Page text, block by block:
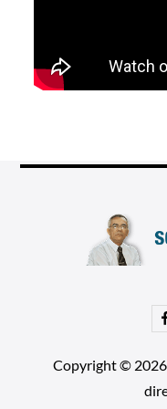
Copyright © 2026